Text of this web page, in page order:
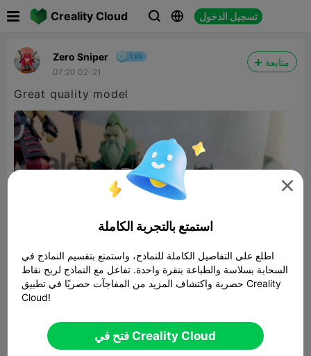
Creality Cloud   تسجيل الدخول
Zero Sniper
07:20 02-21
متابعة
Great quality model

استمتع بالتجربة الكاملة
اطلع على التفاصيل الكاملة للنماذج، واستمتع بتقسيم النماذج في
السحابة بسلاسة والطباعة بنقرة واحدة. تفاعل مع النماذج لربح نقاط
حصرية واكتشاف المزيد من المفاجآت حصريًا في تطبيق Creality
Cloud!
فتح في Creality Cloud